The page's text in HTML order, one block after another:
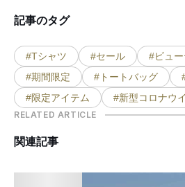
記事のタグ
#Tシャツ #セール
#ビュ
#期間限定
#トートバッグ
#限定アイテム
#新型コロナウ
RELATED ARTICLE
関連記事